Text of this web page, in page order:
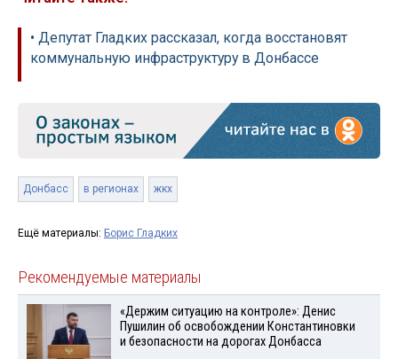
• Депутат Гладких рассказал, когда восстановят
коммунальную инфраструктуру в Донбассе
Донбасс в регионах жкх
Ещё материалы: Борис Гладких
Рекомендуемые материалы
«Держим ситуацию на контроле»: Денис
Пушилин об освобождении Константиновки
и безопасности на дорогах Донбасса